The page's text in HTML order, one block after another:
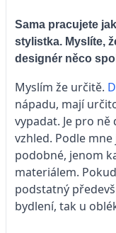
Sama pracujete
stylistka. Myslíte,
designér něco
Myslím že určitě.
nápadu, mají
vypadat. Je pro
vzhled. Podle
podobné, jenom
materiálem.
podstatný
bydlení, tak u